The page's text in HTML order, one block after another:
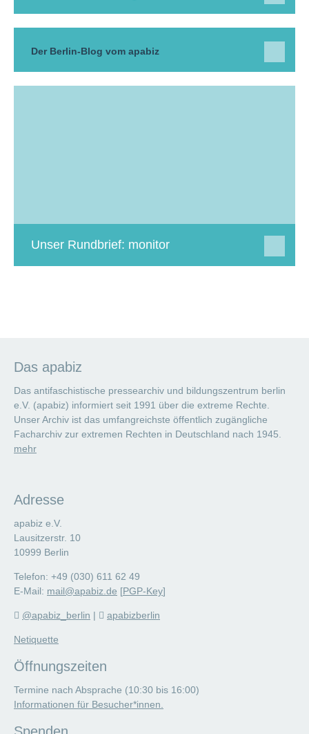
Der Berlin-Blog vom apabiz
Unser Rundbrief: monitor
Das apabiz
Das antifaschistische pressearchiv und bildungszentrum berlin
e.V. (apabiz) informiert seit 1991 über die extreme Rechte.
Unser Archiv ist das umfangreichste öffentlich zugängliche
Facharchiv zur extremen Rechten in Deutschland nach 1945.
mehr
Adresse
apabiz e.V.
Lausitzerstr. 10
10999 Berlin
Telefon: +49 (030) 611 62 49
E-Mail: mail@apabiz.de [PGP-Key]
@apabiz_berlin | apabizberlin
Netiquette
Öffnungszeiten
Termine nach Absprache (10:30 bis 16:00)
Informationen für Besucher*innen.